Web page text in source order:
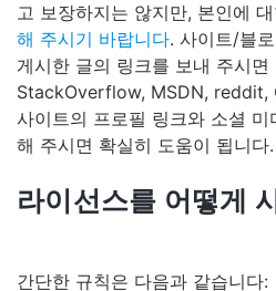
고 보장하지는 않지만, 본인에
해 주시기 바랍니다. 사이트/블
게시한 글의 링크를 보내 주시
StackOverflow, MSDN, reddit,
사이트의 프로필 링크와 소셜
해 주시면 확실히 도움이 됩니다.
라이선스를 어떻게
간단한 규칙은 다음과 같습니다: